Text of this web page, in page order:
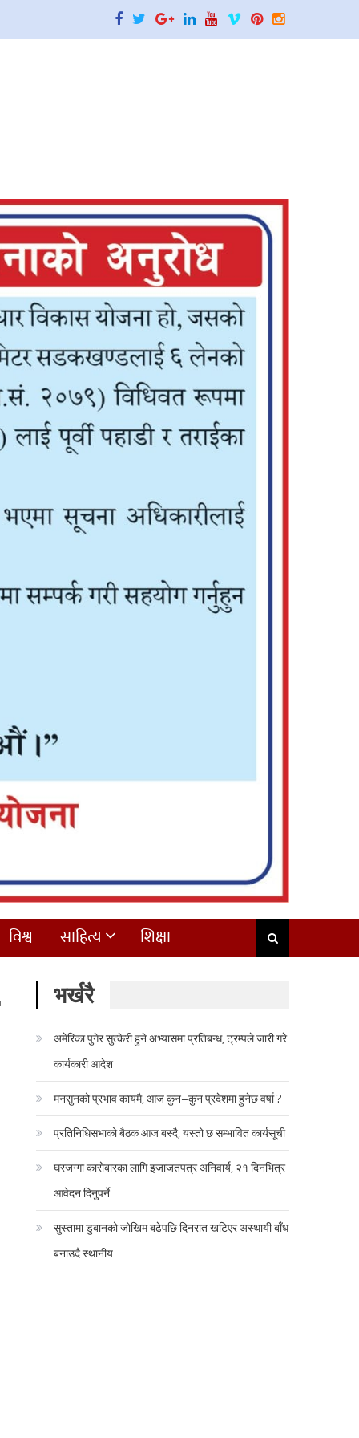
विश्व साहित्य शिक्षा
भर्खरै
अमेरिका पुगेर सुत्केरी हुने अभ्यासमा प्रतिबन्ध, ट्रम्पले जारी गरे
कार्यकारी आदेश
मनसुनको प्रभाव कायमै, आज कुन–कुन प्रदेशमा हुनेछ वर्षा ?
प्रतिनिधिसभाको बैठक आज बस्दै, यस्तो छ सम्भावित कार्यसूची
घरजग्गा कारोबारका लागि इजाजतपत्र अनिवार्य, २१ दिनभित्र
आवेदन दिनुपर्ने
सुस्तामा डुबानको जोखिम बढेपछि दिनरात खटिएर अस्थायी बाँध
बनाउदै स्थानीय